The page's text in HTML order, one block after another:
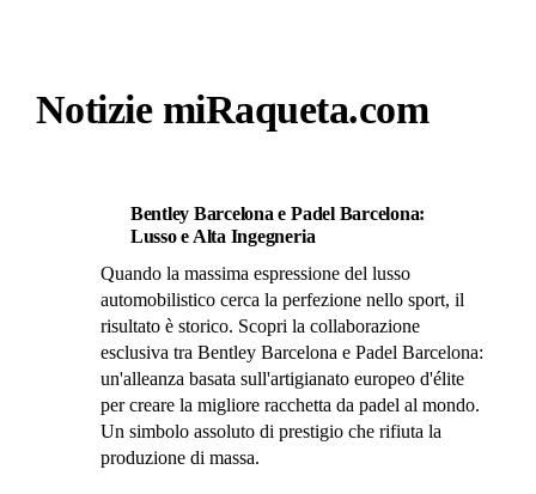
Notizie miRaqueta.com
Bentley Barcelona e Padel Barcelona:
Lusso e Alta Ingegneria
Quando la massima espressione del lusso
automobilistico cerca la perfezione nello sport, il
risultato è storico. Scopri la collaborazione
esclusiva tra Bentley Barcelona e Padel Barcelona:
un'alleanza basata sull'artigianato europeo d'élite
per creare la migliore racchetta da padel al mondo.
Un simbolo assoluto di prestigio che rifiuta la
produzione di massa.